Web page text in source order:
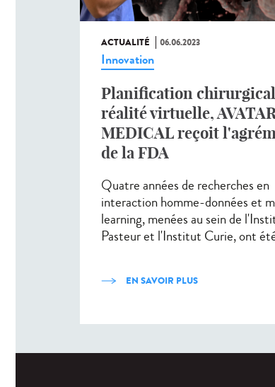
ACTUALITÉ 06.06.2023
Innovation
Planification
réalité virtuelle,
MEDICAL reçoit
de la FDA
Quatre années de recherches en
interaction homme-données et
learning, menées au sein de
Pasteur et l'Institut Curie, ont
EN SAVOIR PLUS